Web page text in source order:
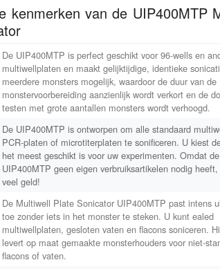
kenmerken van de UIP400MTP
De UIP400MTP is perfect geschikt voor 96-wells en
multiwellplaten en maakt gelijktijdige, identieke
meerdere monsters mogelijk, waardoor de duur van de
monstervoorbereiding aanzienlijk wordt verkort en de
testen met grote aantallen monsters wordt verhoogd.
De UIP400MTP is ontworpen om alle standaard
PCR-platen of microtiterplaten te sonificeren. U kiest
het meest geschikt is voor uw experimenten.Omdat de
UIP400MTP geen eigen verbruiksartikelen nodig
veel geld!
De Multiwell Plate Sonicator UIP400MTP past intens
toe zonder iets in het monster te steken. U kunt ealed
multiwellplaten, gesloten vaten en flacons soniceren.
levert op maat gemaakte monsterhouders voor niet-
flacons of vaten.